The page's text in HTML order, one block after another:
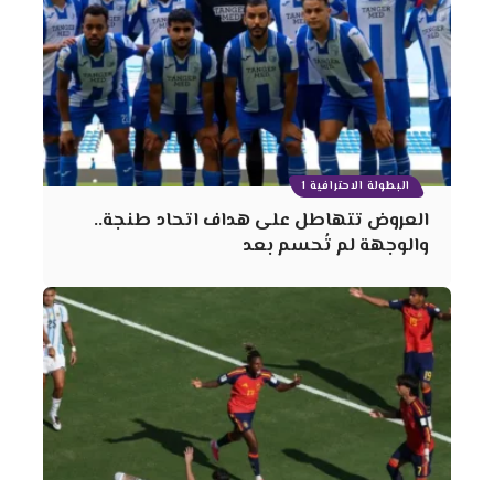
البطولة الاحترافية 1
العروض تتهاطل على هداف اتحاد طنجة..
والوجهة لم تُحسم بعد